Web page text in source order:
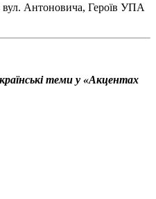
вул. Антоновича, Героїв УПА
теми у «Акцентах